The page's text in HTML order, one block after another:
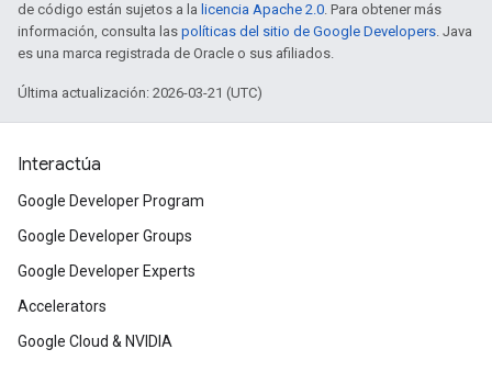
de código están sujetos a la licencia Apache 2.0. Para obtener más
información, consulta las políticas del sitio de Google Developers. Java
es una marca registrada de Oracle o sus afiliados.
Última actualización: 2026-03-21 (UTC)
Interactúa
Google Developer Program
Google Developer Groups
Google Developer Experts
Accelerators
Google Cloud & NVIDIA